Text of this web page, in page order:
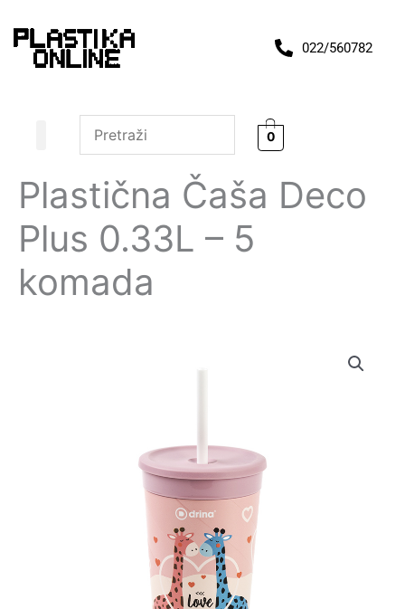
na
sadržaj
022/560782
0
Plastična Čaša Deco
Plus 0.33L – 5
komada